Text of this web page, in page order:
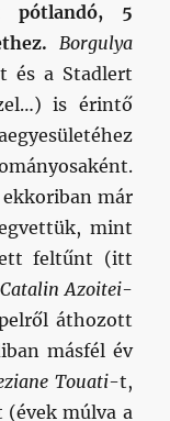
pótlandó, 5
Borgulya
és a Stadlert
is érintő
már
mint
feltűnt (itt
Catalin Azoitei-
áthozott
másfél év
Touati-t,
(évek múlva a